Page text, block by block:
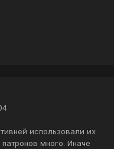
использовали их
много. Иначе